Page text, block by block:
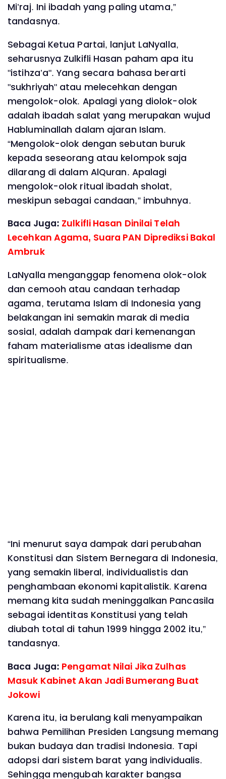
Mi’raj. Ini ibadah yang paling utama,”
tandasnya.
Sebagai Ketua Partai, lanjut LaNyalla,
seharusnya Zulkifli Hasan paham apa itu
"istihza’a". Yang secara bahasa berarti
"sukhriyah" atau melecehkan dengan
mengolok-olok. Apalagi yang diolok-olok
adalah ibadah salat yang merupakan wujud
Habluminallah dalam ajaran Islam.
“Mengolok-olok dengan sebutan buruk
kepada seseorang atau kelompok saja
dilarang di dalam AlQuran. Apalagi
mengolok-olok ritual ibadah sholat,
meskipun sebagai candaan,” imbuhnya.
Baca Juga: Zulkifli Hasan Dinilai Telah
Lecehkan Agama, Suara PAN Diprediksi Bakal
Ambruk
LaNyalla menganggap fenomena olok-olok
dan cemooh atau candaan terhadap
agama, terutama Islam di Indonesia yang
belakangan ini semakin marak di media
sosial, adalah dampak dari kemenangan
faham materialisme atas idealisme dan
spiritualisme.
“Ini menurut saya dampak dari perubahan
Konstitusi dan Sistem Bernegara di Indonesia,
yang semakin liberal, individualistis dan
penghambaan ekonomi kapitalistik. Karena
memang kita sudah meninggalkan Pancasila
sebagai identitas Konstitusi yang telah
diubah total di tahun 1999 hingga 2002 itu,”
tandasnya.
Baca Juga: Pengamat Nilai Jika Zulhas
Masuk Kabinet Akan Jadi Bumerang Buat
Jokowi
Karena itu, ia berulang kali menyampaikan
bahwa Pemilihan Presiden Langsung memang
bukan budaya dan tradisi Indonesia. Tapi
adopsi dari sistem barat yang individualis.
Sehingga mengubah karakter bangsa